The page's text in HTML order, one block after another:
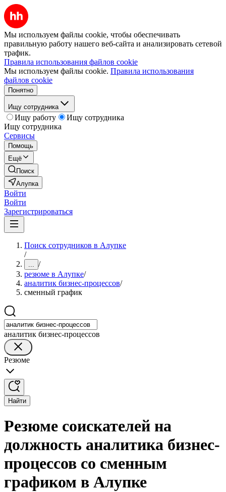
Мы используем файлы cookie, чтобы обеспечивать
правильную работу нашего веб-сайта и анализировать сетевой
трафик.
Правила использования файлов cookie
Мы используем файлы cookie. Правила использования
файлов cookie
Понятно
Ищу сотрудника
Ищу работу
Ищу сотрудника
Ищу сотрудника
Сервисы
Помощь
Ещё
Поиск
Алупка
Войти
Войти
Зарегистрироваться
Поиск сотрудников в Алупке
/
... /
резюме в Алупке/
аналитик бизнес-процессов/
сменный график
аналитик бизнес-процессов
Резюме
Найти
Резюме соискателей на
должность аналитика бизнес-
процессов со сменным
графиком в Алупке